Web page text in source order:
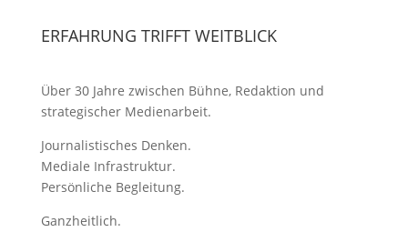
ERFAHRUNG TRIFFT WEITBLICK
Über 30 Jahre zwischen Bühne, Redaktion und
strategischer Medienarbeit.
Journalistisches Denken.
Mediale Infrastruktur.
Persönliche Begleitung.
Ganzheitlich.